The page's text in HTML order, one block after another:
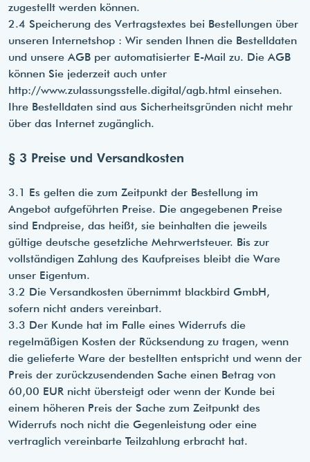
zugestellt werden können.
2.4 Speicherung des Vertragstextes bei Bestellungen über
unseren Internetshop : Wir senden Ihnen die Bestelldaten
und unsere AGB per automatisierter E-Mail zu. Die AGB
können Sie jederzeit auch unter
http://www.zulassungsstelle.digital/agb.html einsehen.
Ihre Bestelldaten sind aus Sicherheitsgründen nicht mehr
über das Internet zugänglich.
§ 3 Preise und Versandkosten
3.1 Es gelten die zum Zeitpunkt der Bestellung im
Angebot aufgeführten Preise. Die angegebenen Preise
sind Endpreise, das heißt, sie beinhalten die jeweils
gültige deutsche gesetzliche Mehrwertsteuer. Bis zur
vollständigen Zahlung des Kaufpreises bleibt die Ware
unser Eigentum.
3.2 Die Versandkosten übernimmt blackbird GmbH,
sofern nicht anders vereinbart.
3.3 Der Kunde hat im Falle eines Widerrufs die
regelmäßigen Kosten der Rücksendung zu tragen, wenn
die gelieferte Ware der bestellten entspricht und wenn der
Preis der zurückzusendenden Sache einen Betrag von
60,00 EUR nicht übersteigt oder wenn der Kunde bei
einem höheren Preis der Sache zum Zeitpunkt des
Widerrufs noch nicht die Gegenleistung oder eine
vertraglich vereinbarte Teilzahlung erbracht hat.